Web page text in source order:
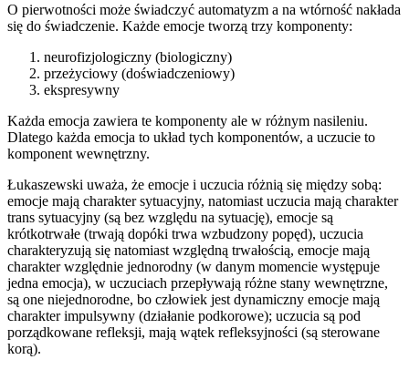
O pierwotności może świadczyć automatyzm a na wtórność nakłada
się do świadczenie. Każde emocje tworzą trzy komponenty:
neurofizjologiczny (biologiczny)
przeżyciowy (doświadczeniowy)
ekspresywny
Każda emocja zawiera te komponenty ale w różnym nasileniu.
Dlatego każda emocja to układ tych komponentów, a uczucie to
komponent wewnętrzny.
Łukaszewski uważa, że emocje i uczucia różnią się między sobą:
emocje mają charakter sytuacyjny, natomiast uczucia mają charakter
trans sytuacyjny (są bez względu na sytuację), emocje są
krótkotrwałe (trwają dopóki trwa wzbudzony popęd), uczucia
charakteryzują się natomiast względną trwałością, emocje mają
charakter względnie jednorodny (w danym momencie występuje
jedna emocja), w uczuciach przepływają różne stany wewnętrzne,
są one niejednorodne, bo człowiek jest dynamiczny emocje mają
charakter impulsywny (działanie podkorowe); uczucia są pod
porządkowane refleksji, mają wątek refleksyjności (są sterowane
korą).